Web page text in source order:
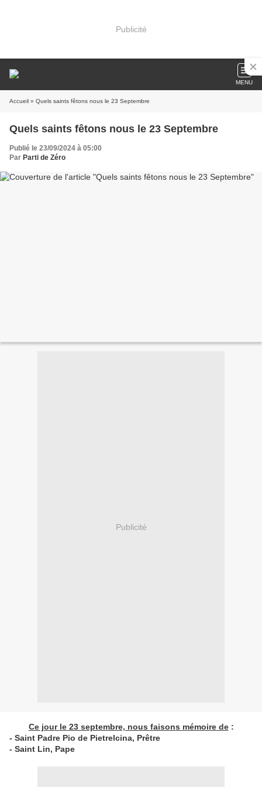
Publicité
MENU
Accueil » Quels saints fêtons nous le 23 Septembre
Quels saints fêtons nous le 23 Septembre
Publié le 23/09/2024 à 05:00
Par Parti de Zéro
Publicité
Ce jour le 23 septembre, nous faisons mémoire de:
- Saint Padre Pio de Pietrelcina, Prêtre
- Saint Lin, Pape